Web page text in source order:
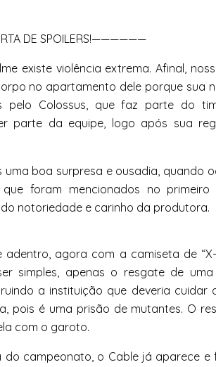
DE SPOILERS!——————
existe violência extrema. Afinal,
no apartamento dele porque sua
pelo Colossus, que faz parte do
parte da equipe, logo após sua
uma boa surpresa e ousadia, quando
foram mencionados no
notoriedade e carinho da produtora.
adentro, agora com a camiseta de
simples, apenas o resgate de
a instituição que deveria cuidar
pois é uma prisão de mutantes. O
com o garoto.
do campeonato, o Cable já aparece e